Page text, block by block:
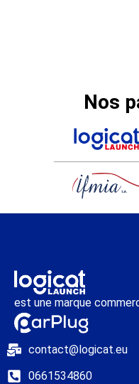
Nos
est une marque
contact@logicat.eu
0661534860